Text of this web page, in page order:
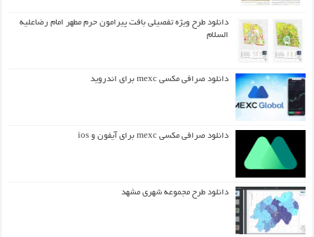
دانلود طرح ويژه تفصيلي بافت پيرامون حرم مطهر امام رضاعليه
السلام
دانلود صرافی مکسی mexc برای اندروید
دانلود صرافی مکسی mexc برای آیفون و ios
دانلود طرح مجموعه شهری مشهد